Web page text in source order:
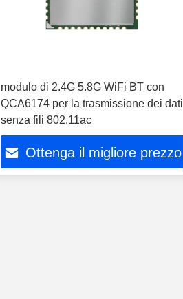
modulo di 2.4G 5.8G WiFi BT con
QCA6174 per la trasmissione dei dati
senza fili 802.11ac
Ottenga il migliore prezzo